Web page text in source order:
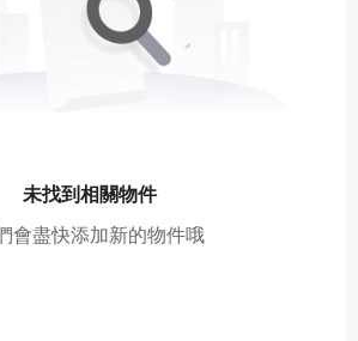
未找到相關物件
會盡快添加新的物件哦